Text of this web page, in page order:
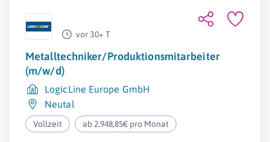
vor 30+ T
Metalltechniker/Produktionsmitarbeiter
(m/w/d)
LogicLine Europe GmbH
Neutal
Vollzeit ab 2.948,85€ pro Monat